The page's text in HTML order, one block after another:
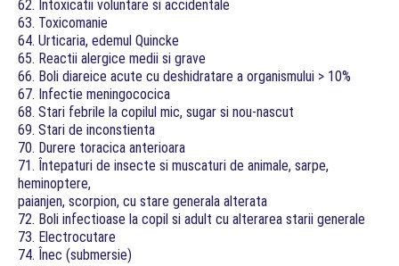
62. Intoxicatii voluntare si accidentale
63. Toxicomanie
64. Urticaria, edemul Quincke
65. Reactii alergice medii si grave
66. Boli diareice acute cu deshidratare a organismului > 10%
67. Infectie meningococica
68. Stari febrile la copilul mic, sugar si nou-nascut
69. Stari de inconstienta
70. Durere toracica anterioara
71. Întepaturi de insecte si muscaturi de animale, sarpe,
heminoptere,
paianjen, scorpion, cu stare generala alterata
72. Boli infectioase la copil si adult cu alterarea starii generale
73. Electrocutare
74. Înec (submersie)